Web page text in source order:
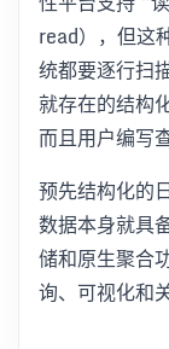
read），但这
统都要逐行扫
就存在的结构
而且用户编写
预先结构化的
数据本身就具
储和原生聚合
询、可视化和